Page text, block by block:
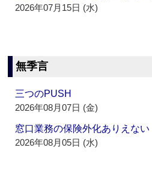
2026年07月15日 (水)
無季言
三つのPUSH
2026年08月07日 (金)
窓口業務の保険外化ありえない
2026年08月05日 (水)